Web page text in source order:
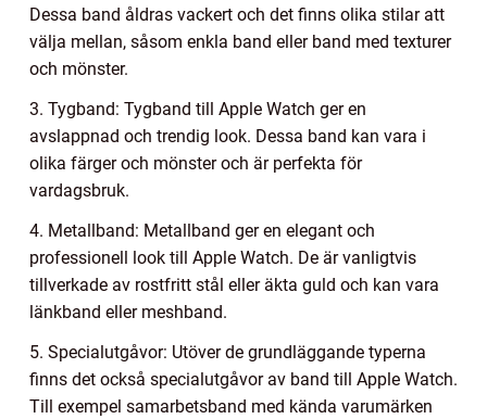
Dessa band åldras vackert och det finns olika stilar att
välja mellan, såsom enkla band eller band med texturer
och mönster.
3. Tygband: Tygband till Apple Watch ger en
avslappnad och trendig look. Dessa band kan vara i
olika färger och mönster och är perfekta för
vardagsbruk.
4. Metallband: Metallband ger en elegant och
professionell look till Apple Watch. De är vanligtvis
tillverkade av rostfritt stål eller äkta guld och kan vara
länkband eller meshband.
5. Specialutgåvor: Utöver de grundläggande typerna
finns det också specialutgåvor av band till Apple Watch.
Till exempel samarbetsband med kända varumärken